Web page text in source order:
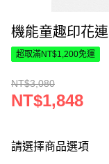
機能童趣印花
超取滿NT$1,200免運
NT$3,080
NT$1,848
請選擇商品選項